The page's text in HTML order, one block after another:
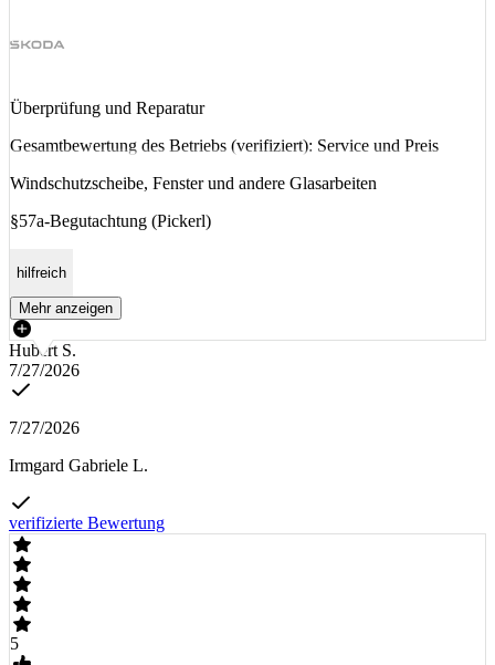
Überprüfung und Reparatur
Gesamtbewertung des Betriebs (verifiziert): Service und Preis
Windschutzscheibe, Fenster und andere Glasarbeiten
§57a-Begutachtung (Pickerl)
hilfreich
Mehr anzeigen
Hubert S.
7/27/2026
7/27/2026
Irmgard Gabriele L.
verifizierte Bewertung
5